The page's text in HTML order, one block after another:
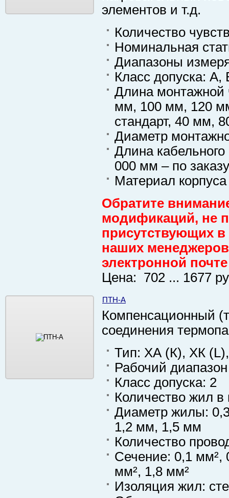
элементов и т.д.
Количество
Номинальная
Диапазоны
Класс допуска: A,
Длина
мм, 100 мм, 120
стандарт, 40 мм,
Диаметр
Длина
000 мм – по заказу
Материал
Обратите
модификаций, не
присутствующих
наших менеджеров
электронной
Цена: 702 ... 1677
ПТН-А
Компенсационный
соединения
Тип: ХА (К), ХК
Рабочий
Класс допуска: 2
Количество жил в
Диаметр жилы:
1,2 мм, 1,5 мм
Количество
Сечение: 0,1 мм²,
мм², 1,8 мм²
Изоляция жил: